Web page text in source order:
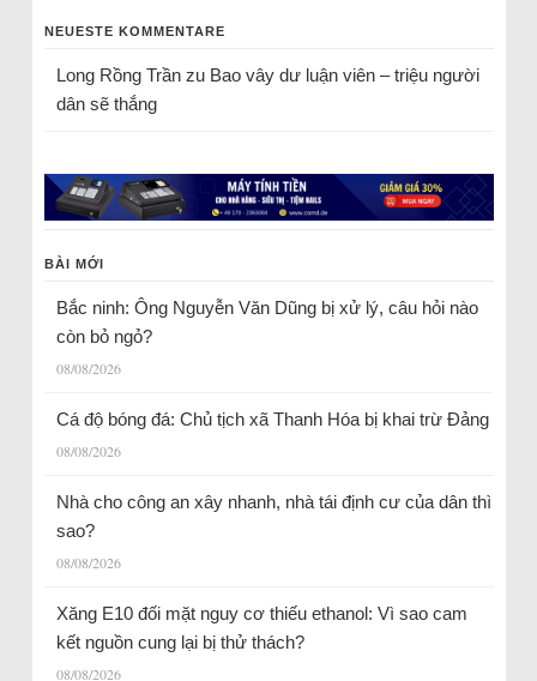
NEUESTE KOMMENTARE
Long Rồng Trầnzu Bao vây dư luận viên – triệu người
dân sẽ thắng
BÀI MỚI
Bắc ninh: Ông Nguyễn Văn Dũng bị xử lý, câu hỏi nào
còn bỏ ngỏ?
08/08/2026
Cá độ bóng đá: Chủ tịch xã Thanh Hóa bị khai trừ Đảng
08/08/2026
Nhà cho công an xây nhanh, nhà tái định cư của dân thì
sao?
08/08/2026
Xăng E10 đối mặt nguy cơ thiếu ethanol: Vì sao cam
kết nguồn cung lại bị thử thách?
08/08/2026